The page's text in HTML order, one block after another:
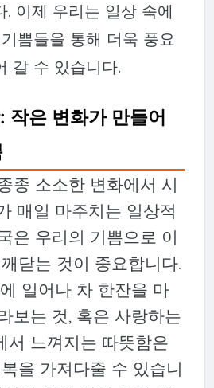
. 이제 우리는 일상 속에
쁨들을 통해 더욱 풍요
갈 수 있습니다.
작은 변화가 만들어
종 소소한 변화에서 시
매일 마주치는 일상적
은 우리의 기쁨으로 이
닫는 것이 중요합니다.
일어나 차 한잔을 마
보는 것, 혹은 사랑하는
서 느껴지는 따뜻함은
을 가져다줄 수 있습니